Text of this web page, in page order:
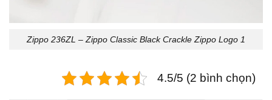
Zippo 236ZL – Zippo Classic Black Crackle Zippo Logo 1
4.5/5 (2 bình chọn)